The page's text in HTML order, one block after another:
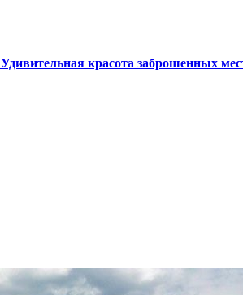
Удивительная красота заброшенных